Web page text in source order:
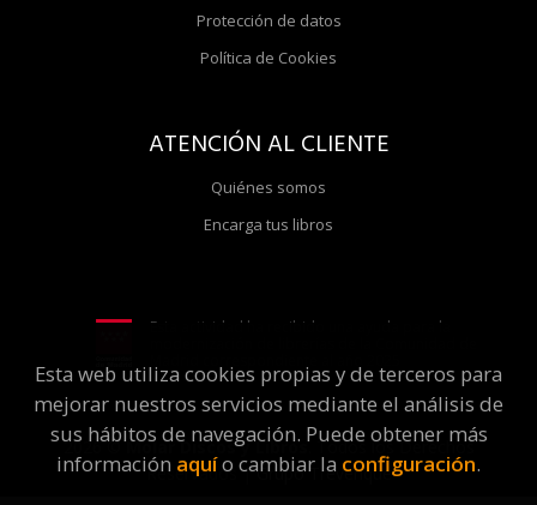
Protección de datos
Política de Cookies
ATENCIÓN AL CLIENTE
Quiénes somos
Encarga tus libros
Esta actividad ha recibido una ayuda para la
2026 ©Molar Discos y Libros. Todos los Derechos
Reservados |Grupo Trevenque
Esta web utiliza cookies propias y de terceros para
mejorar nuestros servicios mediante el análisis de
sus hábitos de navegación. Puede obtener más
información aquío cambiar la configuración.